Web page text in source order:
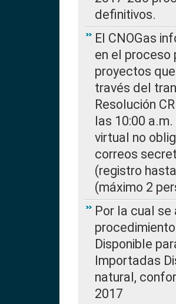
definitivos.
El CNOGas
en el proceso
proyectos
través del
Resolución
las 10:00
virtual no
correos
(registro
(máximo 2
Por la cual
Disponible
Importadas
natural,
2017